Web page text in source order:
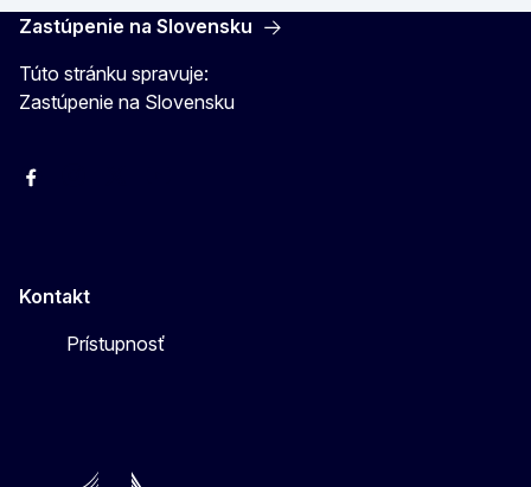
Zastúpenie na Slovensku
Túto stránku spravuje:
Zastúpenie na Slovensku
Facebook
Kontakt
Prístupnosť